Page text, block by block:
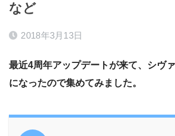
など
2018年3月13日
最近4周年アップデートが来て、シヴ
になったので集めてみました。